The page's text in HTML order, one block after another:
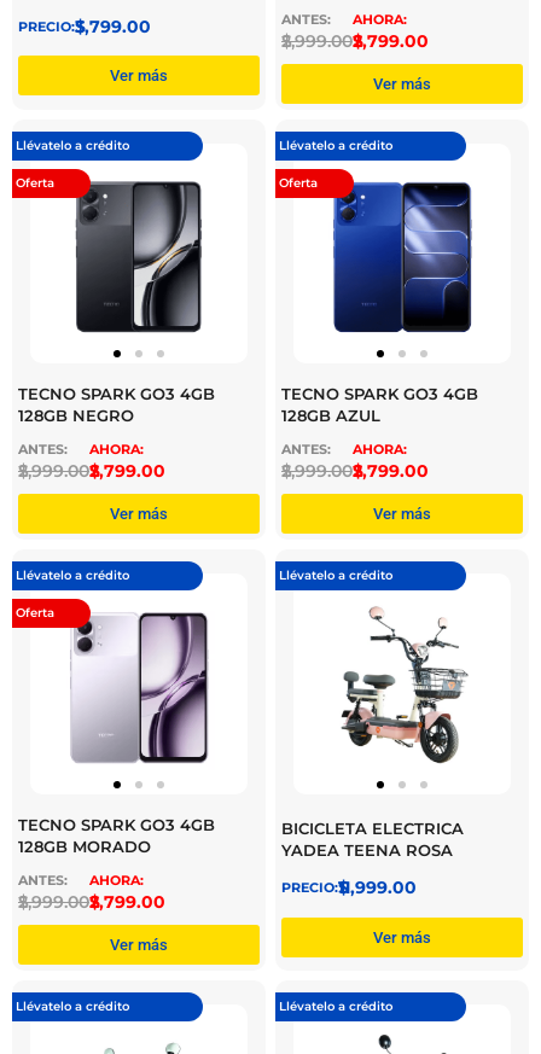
$
3,799.00
Ver más
$
2,999.00$
2,799.00
Ver más
Llévatelo a crédito
Oferta
TECNO SPARK GO3 4GB
128GB NEGRO
$
2,999.00$
2,799.00
Ver más
Llévatelo a crédito
Oferta
TECNO SPARK GO3 4GB
128GB AZUL
$
2,999.00$
2,799.00
Ver más
Llévatelo a crédito
Oferta
TECNO SPARK GO3 4GB
128GB MORADO
$
2,999.00$
2,799.00
Ver más
Llévatelo a crédito
BICICLETA ELECTRICA
YADEA TEENA ROSA
$
11,999.00
Ver más
Llévatelo a crédito Llévatelo a crédito